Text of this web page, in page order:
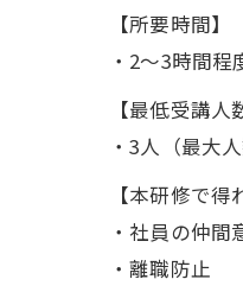
【所要時間】
・2～3時間程
【最低受講人
・3人（最大
【本研修で得
・社員の仲間
・離職防止